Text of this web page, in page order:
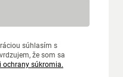
súhlasím s
že som sa
ochrany súkromia.